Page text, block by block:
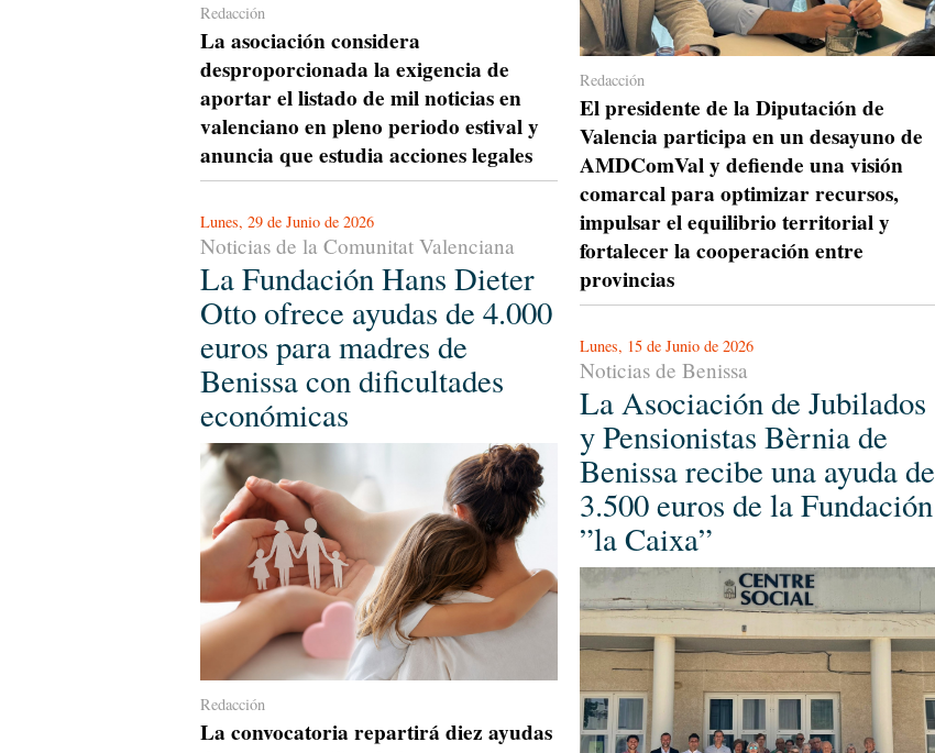
Redacción
La asociación considera
desproporcionada la exigencia de
aportar el listado de mil noticias en
valenciano en pleno periodo estival y
anuncia que estudia acciones legales
Lunes, 29 de Junio de 2026
Noticias de la Comunitat Valenciana
La Fundación Hans Dieter
Otto ofrece ayudas de 4.000
euros para madres de
Benissa con dificultades
económicas
Redacción
La convocatoria repartirá diez ayudas
Redacción
El presidente de la Diputación de
Valencia participa en un desayuno de
AMDComVal y defiende una visión
comarcal para optimizar recursos,
impulsar el equilibrio territorial y
fortalecer la cooperación entre
provincias
Lunes, 15 de Junio de 2026
Noticias de Benissa
La Asociación de Jubilados
y Pensionistas Bèrnia de
Benissa recibe una ayuda de
3.500 euros de la Fundación
”la Caixa”